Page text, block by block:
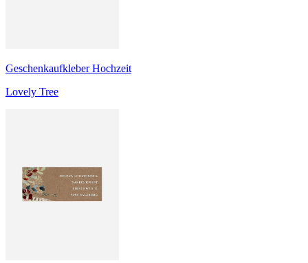
Geschenkaufkleber Hochzeit
Lovely Tree